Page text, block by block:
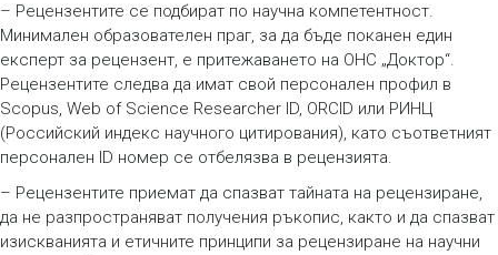
– Рецензентите се подбират по научна компетентност.
Минимален образователен праг, за да бъде поканен един
експерт за рецензент, е притежаването на ОНС „Доктор“.
Рецензентите следва да имат свой персонален профил в
Scopus, Web of Science Researcher ID, ORCID или РИНЦ
(Российский индекс научного цитирования), като съответният
персонален ID номер се отбелязва в рецензията.
– Рецензентите приемат да спазват тайната на рецензиране,
да не разпространяват получения ръкопис, както и да спазват
изискванията и етичните принципи за рецензиране на научни